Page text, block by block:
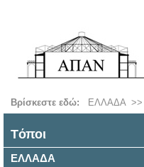
Βρίσκεστε εδώ: ΕΛΛΑΔΑ>>
Tόποι
ΕΛΛΑΔΑ